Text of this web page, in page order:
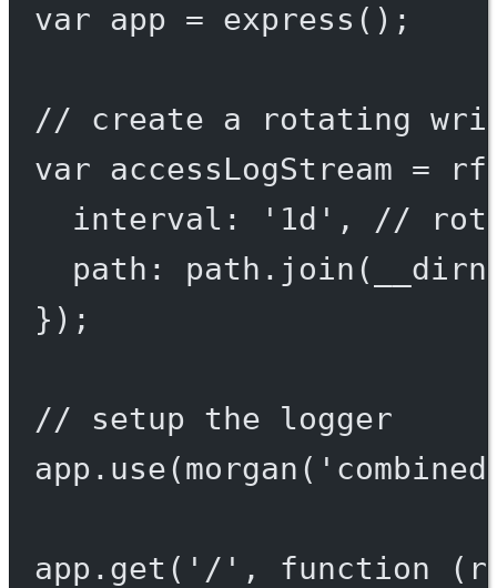
var app = express ();
// create a rotating
var accessLogStream =
interval:
'1d' ,
//
path: path. join
});
// setup the logger
app. use(morgan (
app. get ( '/' , function (